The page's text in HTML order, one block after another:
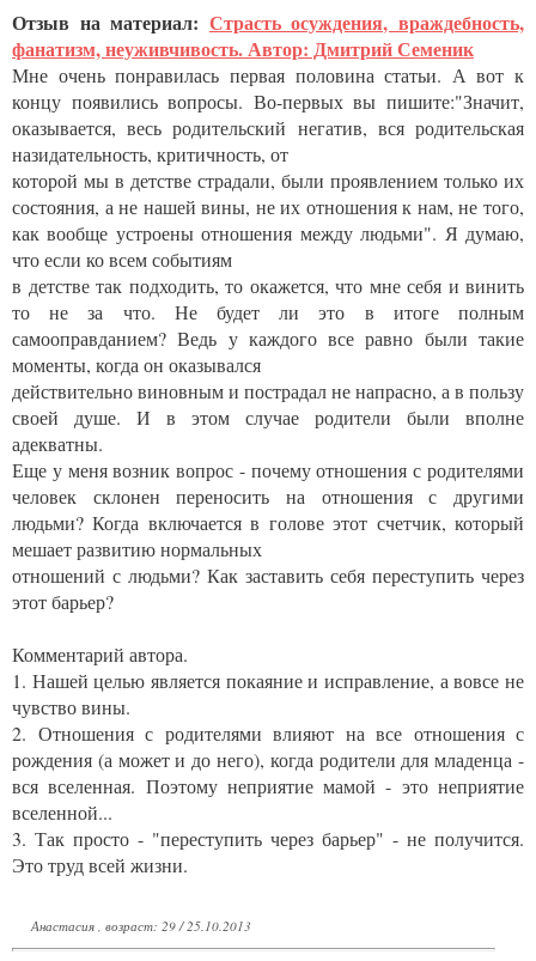
Отзыв на материал: Страсть осуждения, враждебность,
фанатизм, неуживчивость. Автор: Дмитрий Семеник
Мне очень понравилась первая половина статьи. А вот к
концу появились вопросы. Во-первых вы пишите:"Значит,
оказывается, весь родительский негатив, вся родительская
назидательность, критичность, от
которой мы в детстве страдали, были проявлением только их
состояния, а не нашей вины, не их отношения к нам, не того,
как вообще устроены отношения между людьми". Я думаю,
что если ко всем событиям
в детстве так подходить, то окажется, что мне себя и винить
то не за что. Не будет ли это в итоге полным
самооправданием? Ведь у каждого все равно были такие
моменты, когда он оказывался
действительно виновным и пострадал не напрасно, а в пользу
своей душе. И в этом случае родители были вполне
адекватны.
Еще у меня возник вопрос - почему отношения с родителями
человек склонен переносить на отношения с другими
людьми? Когда включается в голове этот счетчик, который
мешает развитию нормальных
отношений с людьми? Как заставить себя переступить через
этот барьер?
Комментарий автора.
1. Нашей целью является покаяние и исправление, а вовсе не
чувство вины.
2. Отношения с родителями влияют на все отношения с
рождения (а может и до него), когда родители для младенца -
вся вселенная. Поэтому неприятие мамой - это неприятие
вселенной...
3. Так просто - "переступить через барьер" - не получится.
Это труд всей жизни.
Анастасия , возраст: 29 / 25.10.2013